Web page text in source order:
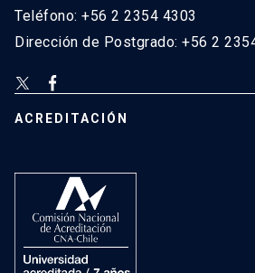
Teléfono: +56 2 2354 4303
Dirección de Postgrado: +56 2
ACREDITACIÓN